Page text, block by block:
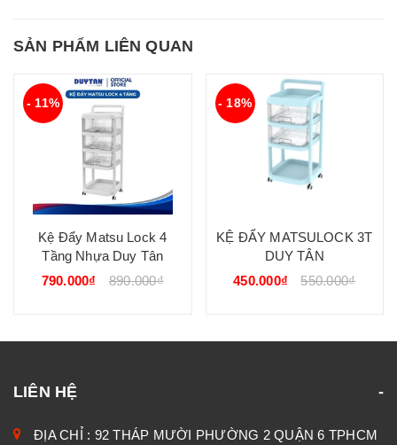
SẢN PHẨM LIÊN QUAN
- 11%
Kệ Đẩy Matsu Lock 4
Tầng Nhựa Duy Tân
790.000₫
890.000₫
- 18%
KỆ ĐẨY MATSULOCK 3T
DUY TÂN
450.000₫
550.000₫
LIÊN HỆ
ĐỊA CHỈ : 92 THÁP MƯỜI PHƯỜNG 2 QUẬN 6 TPHCM